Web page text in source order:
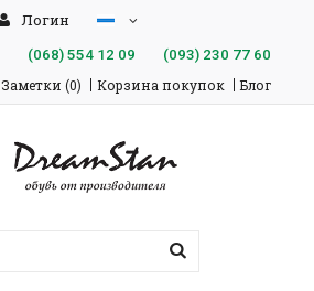
Логин
(068)554 12 09 (093)230 77 60
Заметки (0) Корзина покупок Блог